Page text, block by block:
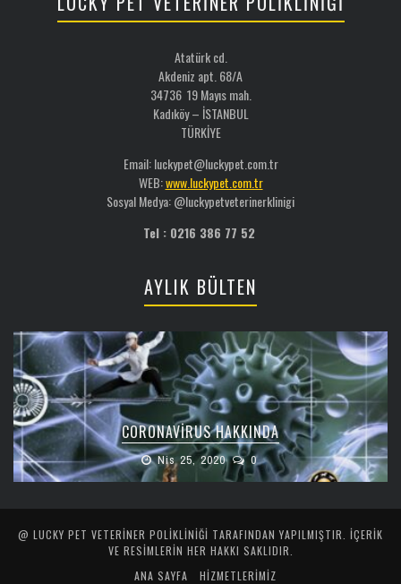
Atatürk cd.
Akdeniz apt. 68/A
34736 19 Mayıs mah.
Kadıköy – İSTANBUL
TÜRKİYE
Email: luckypet@luckypet.com.tr
WEB:www.luckypet.com.tr
Sosyal Medya: @luckypetveterinerklinigi
Tel : 0216 386 77 52
AYLIK BÜLTEN
CORONAVIRUS HAKKINDA
Nis 25, 2020 0
@ LUCKY PET VETERINER POLIKLINIĞI TARAFINDAN YAPILMIŞTIR. İÇERIK
VE RESIMLERIN HER HAKKI SAKLIDIR.
ANA SAYFA
HİZMETLERİMİZ